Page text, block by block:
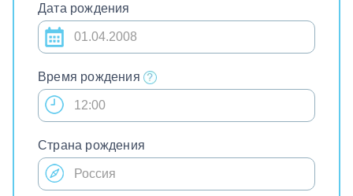
Дата рождения
Время рождения
Страна рождения